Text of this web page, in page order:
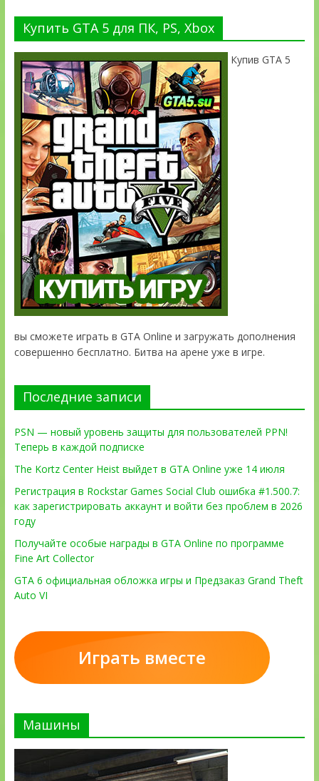
Купить GTA 5 для ПК, PS, Xbox
Купив GTA 5
вы сможете играть в GTA Online и загружать дополнения
совершенно бесплатно. Битва на арене уже в игре.
Последние записи
PSN — новый уровень защиты для пользователей PPN!
Теперь в каждой подписке
The Kortz Center Heist выйдет в GTA Online уже 14 июля
Регистрация в Rockstar Games Social Club ошибка #1.500.7:
как зарегистрировать аккаунт и войти без проблем в 2026
году
Получайте особые награды в GTA Online по программе
Fine Art Collector
GTA 6 официальная обложка игры и Предзаказ Grand Theft
Auto VI
Играть вместе
Машины